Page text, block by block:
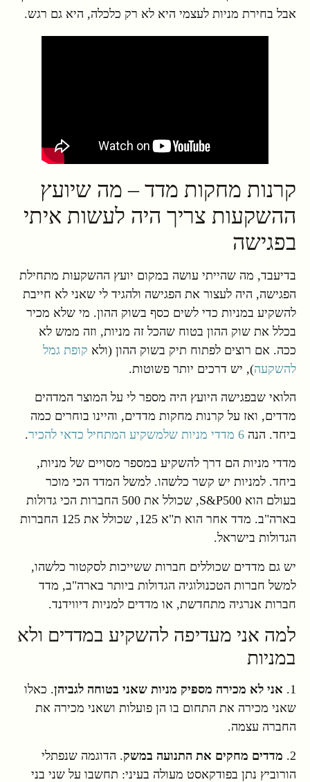
אבל בחירת מניות לעצמי היא לא רק כלכלה, היא גם רגש.
קרנות מחקות מדד – מה שיועץ
ההשקעות צריך היה לעשות איתי
בפגישה
בדיעבד, מה שהייתי עושה במקום יועץ ההשקעות מתחילת
הפגישה, היה לעצור את הפגישה ולהגיד לי שאני לא חייבת
להשקיע במניות כדי לשים כסף בשוק ההון. מי שלא מכיר
בכלל את שוק ההון בטוח שהכל זה מניות, וזה ממש לא
ככה. אם רוצים לפתוח תיק בשוק ההון (ולא קופת גמל
להשקעה), יש דרכים יותר פשוטות.
הלואי שבפגישה היועץ היה מספר לי על המוצר המדהים
מדדים, ואז על קרנות מחקות מדדים, והיינו בוחרים כמה
ביחד. הנה 6 מדדי מניות שלמשקיע המתחיל כדאי להכיר .
מדדי מניות הם דרך להשקיע במספר מסויים של מניות,
ביחד. למניות יש קשר כלשהו. למשל המדד הכי מוכר
בעולם הוא S&P500, שכולל את 500 החברות הכי גדולות
בארה"ב. מדד אחר הוא ת"א 125, שכולל את 125 החברות
הגדולות בישראל.
יש גם מדדים שכוללים חברות ששייכות לסקטור כלשהו,
למשל חברות הטכנולוגיה הגדולות ביותר בארה"ב, מדד
חברות אנרגיה מתחדשת, או מדדים למניות דיווידנד.
למה אני מעדיפה להשקיע במדדים ולא
במניות
1. אני לא מכירה מספיק מניות שאני בטוחה לגביהן. כאלו
שאני מכירה את התחום בו הן פועלות ושאני מכירה את
החברה עצמה.
2. מדדים מחקים את התנועה במשק. הדוגמה שנפתלי
הורוביץ נתן בפודקאסט מעולה בעיני: תחשבו על שני בני